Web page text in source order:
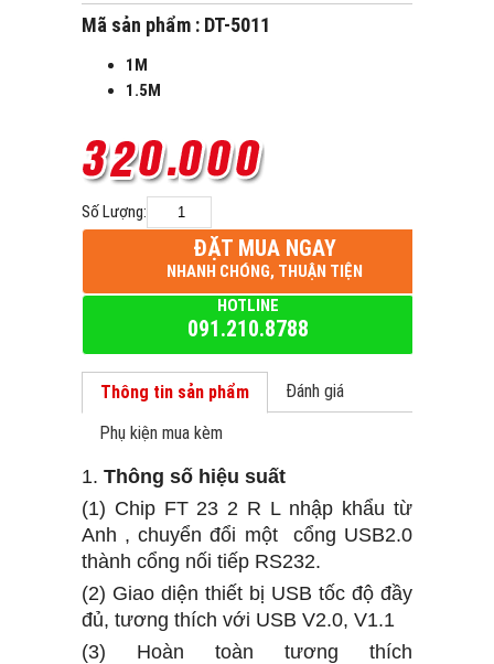
Mã sản phẩm : DT-5011
1M
1.5M
Số Lượng:
ĐẶT MUA NGAY
NHANH CHÓNG, THUẬN TIỆN
HOTLINE
091.210.8788
Thông tin sản phẩm
Đánh giá
Phụ kiện mua kèm
1. Thông số hiệu suất
(1) Chip FT23 2 R Lnhập khẩu từ
Anh ,chuyển đổi mộtcổng USB2.0
thành cổng nối tiếp RS232.
(2) Giao diện thiết bị USB tốc độ đầy
đủ, tương thích với USB V2.0, V1.1
(3) Hoàn toàn tương thích